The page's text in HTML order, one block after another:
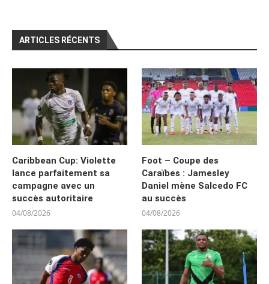
ARTICLES RÉCENTS
Caribbean Cup: Violette
lance parfaitement sa
campagne avec un
succès autoritaire
04/08/2026
Foot – Coupe des
Caraïbes : Jamesley
Daniel mène Salcedo FC
au succès
04/08/2026